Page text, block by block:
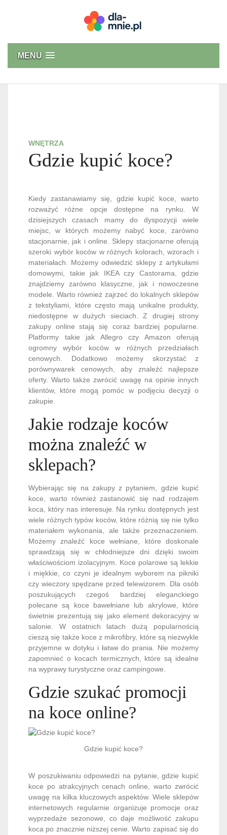
MENU
WNĘTRZA
Gdzie kupić koce?
Kiedy zastanawiamy się, gdzie kupić koce, warto
rozważyć różne opcje dostępne na rynku. W
dzisiejszych czasach mamy do dyspozycji wiele
miejsc, w których możemy nabyć koce, zarówno
stacjonarnie, jak i online. Sklepy stacjonarne oferują
szeroki wybór koców w różnych kolorach, wzorach i
materiałach. Możemy odwiedzić sklepy z artykułami
domowymi, takie jak IKEA czy Castorama, gdzie
znajdziemy zarówno klasyczne, jak i nowoczesne
modele. Warto również zajrzeć do lokalnych sklepów
z tekstyliami, które często mają unikalne produkty,
niedostępne w dużych sieciach. Z drugiej strony
zakupy online stają się coraz bardziej popularne.
Platformy takie jak Allegro czy Amazon oferują
ogromny wybór koców w różnych przedziałach
cenowych. Dodatkowo możemy skorzystać z
porównywarek cenowych, aby znaleźć najlepsze
oferty. Warto także zwrócić uwagę na opinie innych
klientów, które mogą pomóc w podjęciu decyzji o
zakupie.
Jakie rodzaje koców
można znaleźć w
sklepach?
Wybierając się na zakupy z pytaniem, gdzie kupić
koce, warto również zastanowić się nad rodzajem
koca, który nas interesuje. Na rynku dostępnych jest
wiele różnych typów koców, które różnią się nie tylko
materiałem wykonania, ale także przeznaczeniem.
Możemy znaleźć koce wełniane, które doskonale
sprawdzają się w chłodniejsze dni dzięki swoim
właściwościom izolacyjnym. Koce polarowe są lekkie
i miękkie, co czyni je idealnym wyborem na pikniki
czy wieczory spędzane przed telewizorem. Dla osób
poszukujących czegoś bardziej eleganckiego
polecane są koce bawełniane lub akrylowe, które
świetnie prezentują się jako element dekoracyjny w
salonie. W ostatnich latach dużą popularnością
cieszą się także koce z mikrofibry, które są niezwykle
przyjemne w dotyku i łatwe do prania. Nie możemy
zapomnieć o kocach termicznych, które są idealne
na wyprawy turystyczne oraz campingowe.
Gdzie szukać promocji
na koce online?
Gdzie kupić koce?
W poszukiwaniu odpowiedzi na pytanie, gdzie kupić
koce po atrakcyjnych cenach online, warto zwrócić
uwagę na kilka kluczowych aspektów. Wiele sklepów
internetowych regularnie organizuje promocje oraz
wyprzedaże sezonowe, co daje możliwość zakupu
koca po znacznie niższej cenie. Warto zapisać się do